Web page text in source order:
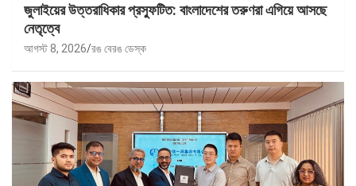
জুলাইয়ের উত্তরাধিকার প্রস্ফুটিত: বাংলাদেশের তরুণরা এগিয়ে আসছে
নেতৃত্বে
আগস্ট 8, 2026 রঙ বেরঙ ডেস্ক